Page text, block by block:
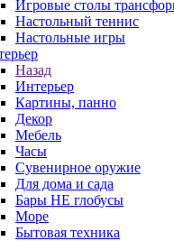
Игровые столы
Настольный теннис
Настольные игры
Назад
Интерьер
Картины, панно
Декор
Мебель
Часы
Сувенирное оружие
Для дома и сада
Бары НЕ глобусы
Море
Бытовая техника